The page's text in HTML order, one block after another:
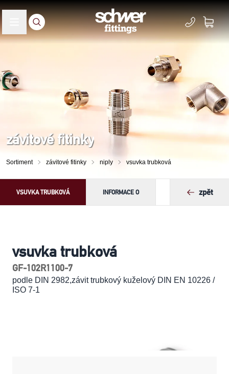
závitové fitinky
Sortiment závitové fitinky niply vsuvka trubková
VSUVKA TRUBKOVÁ INFORMACE O zpět
vsuvka trubková
GF-102R1100-7
podle DIN 2982,závit trubkový kuželový DIN EN 10226 /
ISO 7-1